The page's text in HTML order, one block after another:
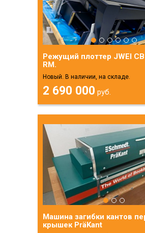
Режущий плоттер JWEI
RM.
Новый. В наличии, на складе.
2 690 000 руб.
Машина загибки кантов
крышек PräKant